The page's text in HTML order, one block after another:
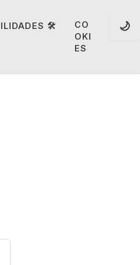
🛠️
CO
OKI
ES
🌙